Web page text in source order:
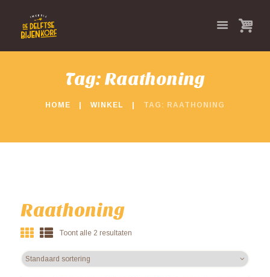
Tag: Raathoning
HOME WINKEL TAG: RAATHONING
Raathoning
Toont alle 2 resultaten